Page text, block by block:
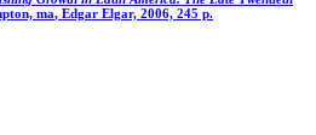
ma, Edgar Elgar, 2006, 245 p.